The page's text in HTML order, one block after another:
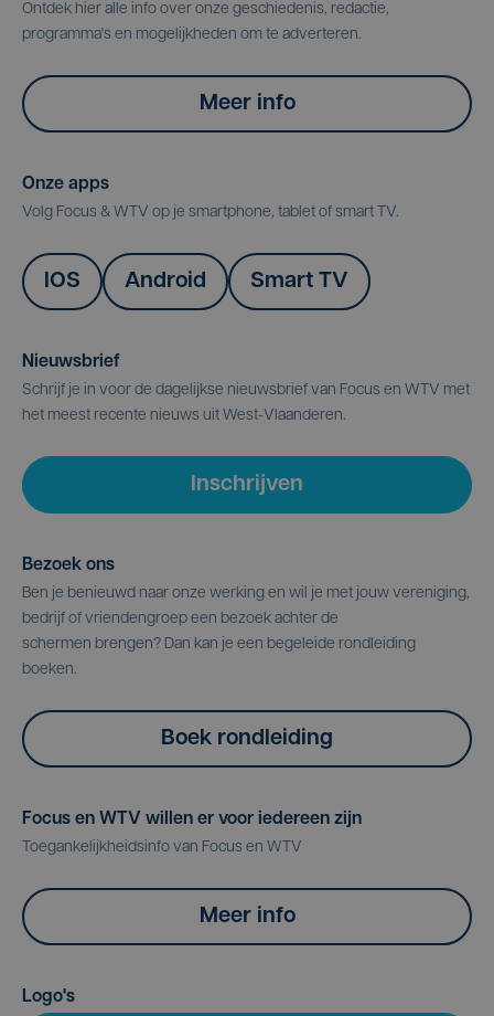
Ontdek hier alle info over onze geschiedenis, redactie,
programma's en mogelijkheden om te adverteren.
Meer info
Onze apps
Volg Focus & WTV op je smartphone, tablet of smart TV.
IOS Android Smart TV
Nieuwsbrief
Schrijf je in voor de dagelijkse nieuwsbrief van Focus en WTV met
het meest recente nieuws uit West-Vlaanderen.
Inschrijven
Bezoek ons
Ben je benieuwd naar onze werking en wil je met jouw vereniging,
bedrijf of vriendengroep een bezoek achter de
schermen brengen? Dan kan je een begeleide rondleiding
boeken.
Boek rondleiding
Focus en WTV willen er voor iedereen zijn
Toegankelijkheidsinfo van Focus en WTV
Meer info
Logo's